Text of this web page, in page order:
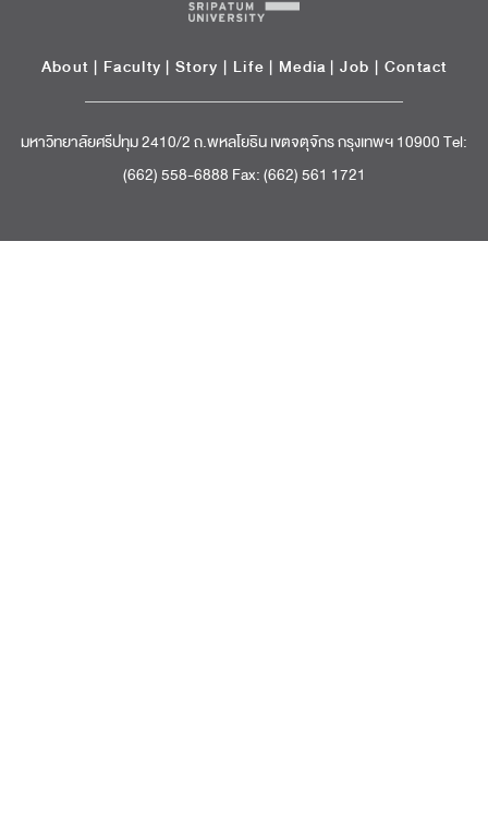
About | Faculty | Story | Life | Media |Job | Contact
มหาวิทยาลัยศรีปทุม 2410/2 ถ.พหลโยธิน เขตจตุจักร กรุงเทพฯ 10900 Tel:
(662) 558-6888 Fax: (662) 561 1721